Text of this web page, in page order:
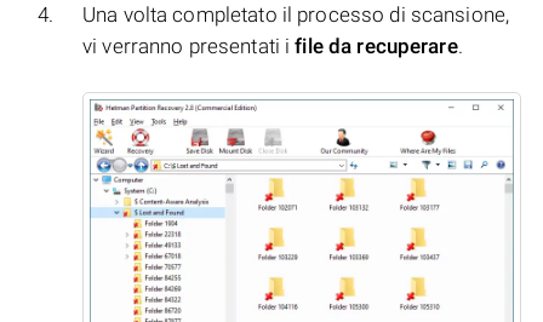
Una volta completato il processo di scansione,
vi verranno presentati ifile da recuperare.